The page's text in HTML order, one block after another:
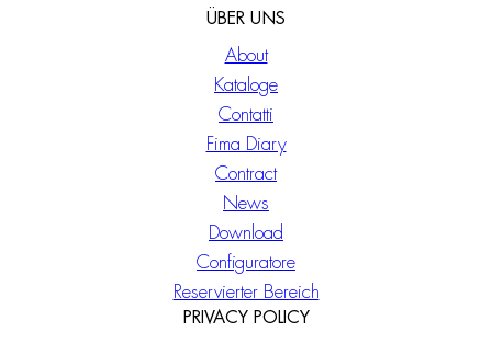
ÜBER UNS
About
Kataloge
Contatti
Fima Diary
Contract
News
Download
Configuratore
Reservierter Bereich
PRIVACY POLICY